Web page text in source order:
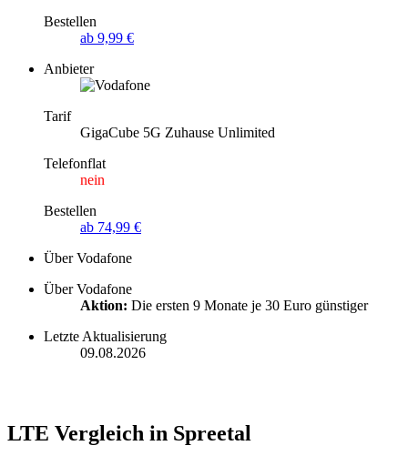
Bestellen
ab 9,99 €
Anbieter
Tarif
GigaCube 5G Zuhause Unlimited
Telefonflat
nein
Bestellen
ab 74,99 €
Über Vodafone
Über Vodafone
Aktion: Die ersten 9 Monate je 30 Euro günstiger
Letzte Aktualisierung
09.08.2026
LTE Vergleich in Spreetal